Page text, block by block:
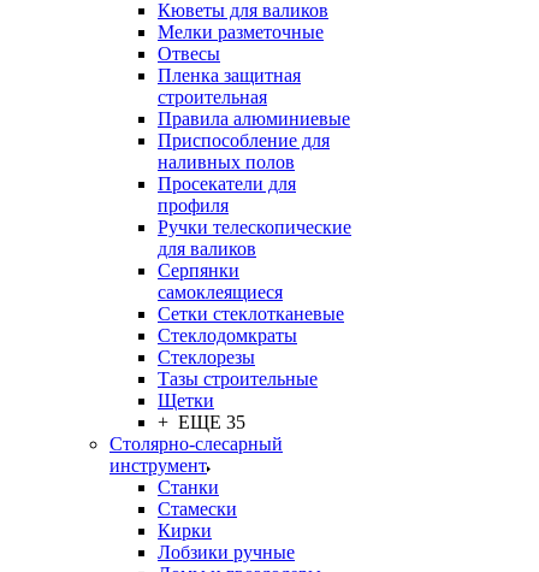
Кюветы для валиков
Мелки разметочные
Отвесы
Пленка защитная
строительная
Правила алюминиевые
Приспособление для
наливных полов
Просекатели для
профиля
Ручки телескопические
для валиков
Серпянки
самоклеящиеся
Сетки стеклотканевые
Стеклодомкраты
Стеклорезы
Тазы строительные
Щетки
+ ЕЩЕ 35
Столярно-слесарный
инструмент
Станки
Стамески
Кирки
Лобзики ручные